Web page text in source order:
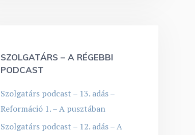
SZOLGATÁRS – A RÉGEBBI
PODCAST
Szolgatárs podcast – 13. adás –
Reformáció 1. – A pusztában
Szolgatárs podcast – 12. adás – A